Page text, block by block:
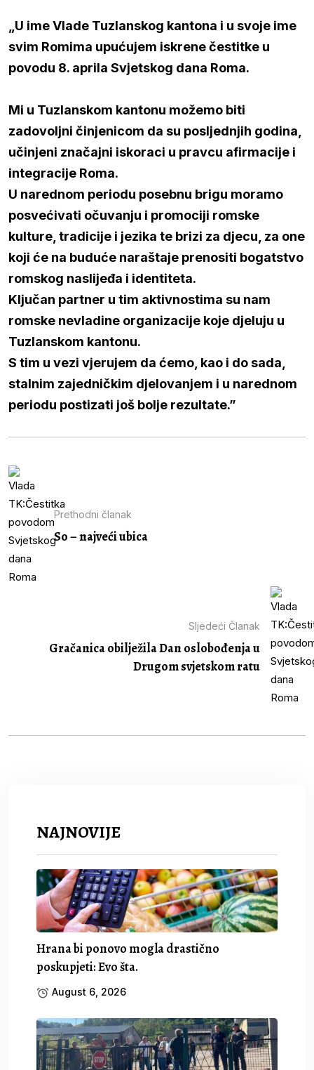
„U ime Vlade Tuzlanskog kantona i u svoje ime
svim Romima upućujem iskrene čestitke u
povodu 8. aprila Svjetskog dana Roma.
Mi u Tuzlanskom kantonu možemo biti
zadovoljni činjenicom da su posljednjih godina,
učinjeni značajni iskoraci u pravcu afirmacije i
integracije Roma.
U narednom periodu posebnu brigu moramo
posvećivati očuvanju i promociji romske
kulture, tradicije i jezika te brizi za djecu, za one
koji će na buduće naraštaje prenositi bogatstvo
romskog naslijeđa i identiteta.
Ključan partner u tim aktivnostima su nam
romske nevladine organizacije koje djeluju u
Tuzlanskom kantonu.
S tim u vezi vjerujem da ćemo, kao i do sada,
stalnim zajedničkim djelovanjem i u narednom
periodu postizati još bolje rezultate.”
Prethodni članak
So – najveći ubica
Sljedeći Članak
Gračanica obilježila Dan oslobođenja u
Drugom svjetskom ratu
NAJNOVIJE
Hrana bi ponovo mogla drastično
poskupjeti: Evo šta.
August 6, 2026